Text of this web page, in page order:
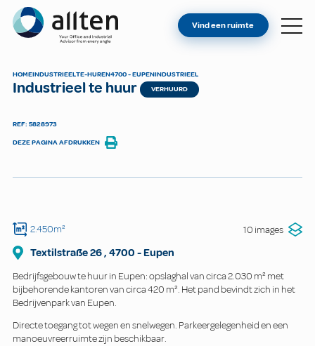
Allten
VIND EEN RUIMTE
CONTACT
Vind een ruimte
HOMEINDUSTRIEELTE-HUREN4700 - EUPENINDUSTRIEEL
Industrieel te huur VERHUURD
REF: 5828973
DEZE PAGINA AFDRUKKEN
2.450m² 10 images
Textilstraße26, 4700 -Eupen
Bedrijfsgebouw te huur in Eupen: opslaghal van circa 2.030 m² met
bijbehorende kantoren van circa 420 m². Het pand bevindt zich in het
Bedrijvenpark van Eupen.
Directe toegang tot wegen en snelwegen. Parkeergelegenheid en een
manoeuvreerruimte zijn beschikbaar.